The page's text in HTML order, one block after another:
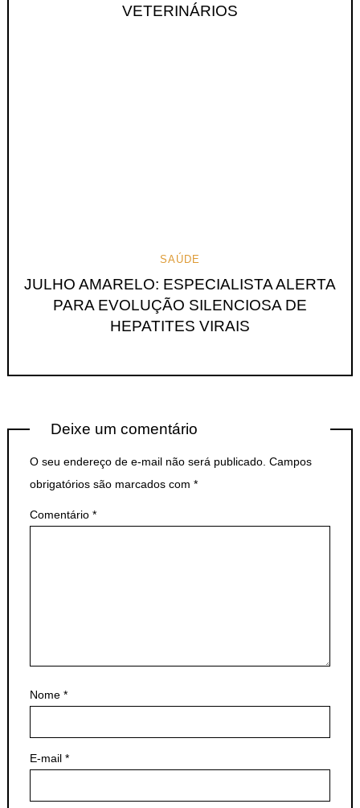
VETERINÁRIOS
SAÚDE
JULHO AMARELO: ESPECIALISTA ALERTA
PARA EVOLUÇÃO SILENCIOSA DE
HEPATITES VIRAIS
Deixe um comentário
O seu endereço de e-mail não será publicado. Campos
obrigatórios são marcados com *
Comentário *
Nome *
E-mail *